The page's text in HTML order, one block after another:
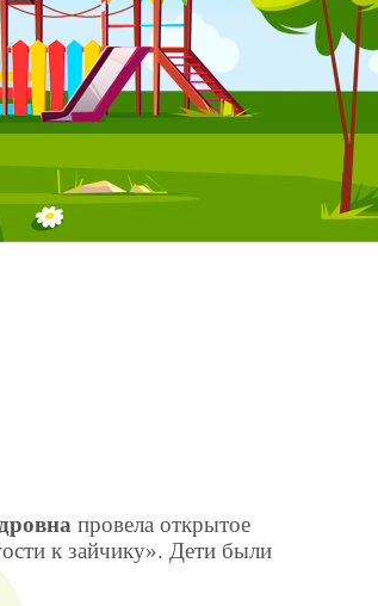
провела открытое
к зайчику». Дети были